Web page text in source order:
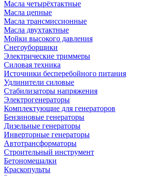
Масла четырёхтактные
Масла цепные
Масла трансмиссионные
Масла двухтактные
Мойки высокого давления
Снегоуборщики
Электрические триммеры
Силовая техника
Источники бесперебойного питания
Удлинители силовые
Стабилизаторы напряжения
Электрогенераторы
Комплектующие для генераторов
Бензиновые генераторы
Дизельные генераторы
Инверторные генераторы
Автотрансформаторы
Строительный инструмент
Бетономешалки
Краскопульты